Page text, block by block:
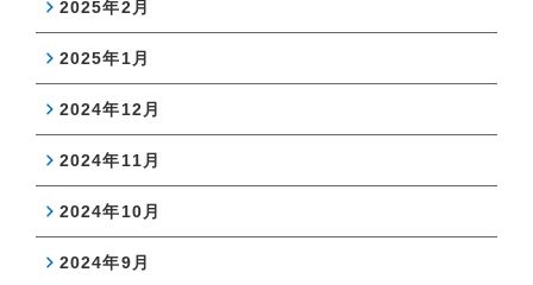
2025年2月
2025年1月
2024年12月
2024年11月
2024年10月
2024年9月